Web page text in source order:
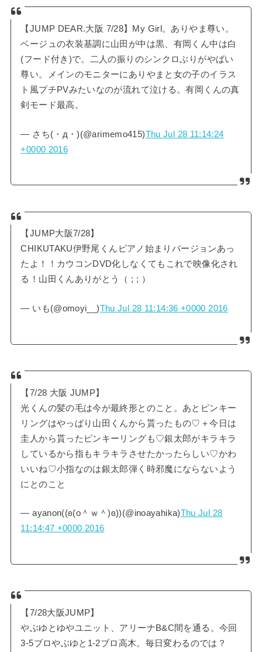
【JUMP DEAR.大阪 7/28】My Girl。ありやま尊い。
ベージュの衣装基調に山田が中は黒、有岡くん中は白
(フード付き)で。二人の振りのシンクロぶりがやばい
尊い。メインのモニターにありやまと女の子のイラス
ト風プチPVみたいなのが流れて泣ける。有岡くんの真
剣モード最高。
— さち(・д・)(@arimemo415)Thu Jul 28 11:14:24
+0000 2016
【JUMP大阪7/28】
CHIKUTAKU伊野尾くんピアノ始まりバージョンあっ
たよ！！カウコンDVD化しなくてもこれで映像化され
る！山田くんありがとう（ ; ; ）
— いも(@omoyi__)Thu Jul 28 11:14:36 +0000 2016
【7/28 大阪 JUMP】
光くんの髪の毛は今が最終形とのこと。あとピンキー
リングはやっぱり山田くんから貰ったもの♡＋今日は
圭人から貰ったピンキーリングも♡銀太郎がキラキラ
しているから指もキラキラさせたかったらしい♡かわ
いいね♡小指なのは銀太郎弾く時邪魔にならないよう
にとのこと
— ayanon((ʚ(ο＾ｗ＾)ɞ))(@inoayahika)Thu Jul 28
11:14:47 +0000 2016
【7/28大阪JUMP】
やぶゆとゆやユニット、アリーナB&C間を通る。今回
3-5ブロやぶゆと1-2ブロ高木。毎日変わるのでは？